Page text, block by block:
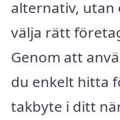
alternativ, utan
välja rätt
Genom att
du enkelt hitta
takbyte i ditt